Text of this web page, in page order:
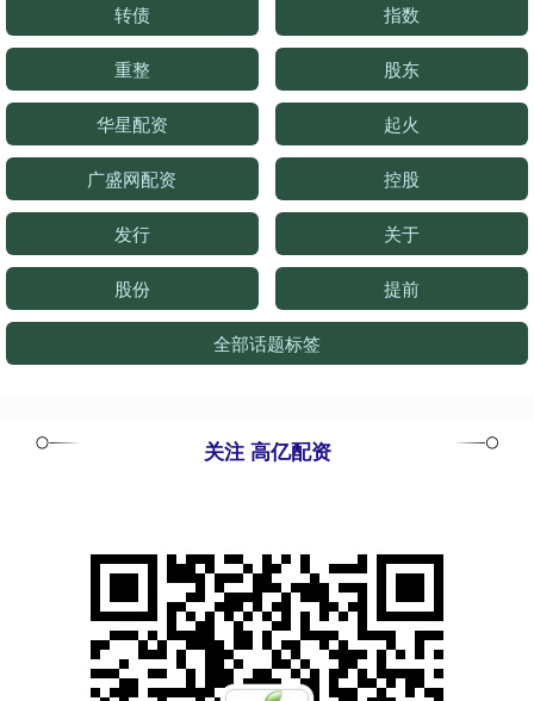
转债 指数
重整 股东
华星配资 起火
广盛网配资 控股
发行 关于
股份 提前
全部话题标签
关注 高亿配资